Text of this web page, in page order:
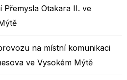
Přemysla Otakara II. ve
na místní komunikaci
ve Vysokém Mýtě